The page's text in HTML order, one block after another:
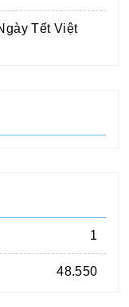
Tết Việt
1
48.550